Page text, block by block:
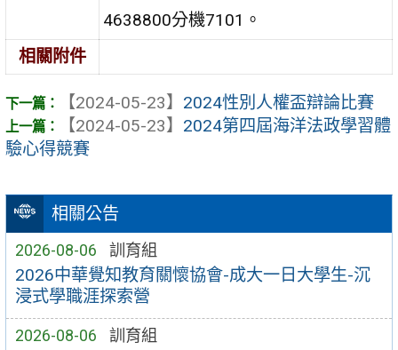
相關公告
2026-08-06 訓育組
2026中華覺知教育關懷協會-成大一日大學生-沉
浸式學職涯探索營
2026-08-06 訓育組
4638800分機7101。
相關附件
【2024-05-23】 2024性別人權盃辯論比賽
【2024-05-23】 2024第四屆海洋法政學習體
驗心得競賽